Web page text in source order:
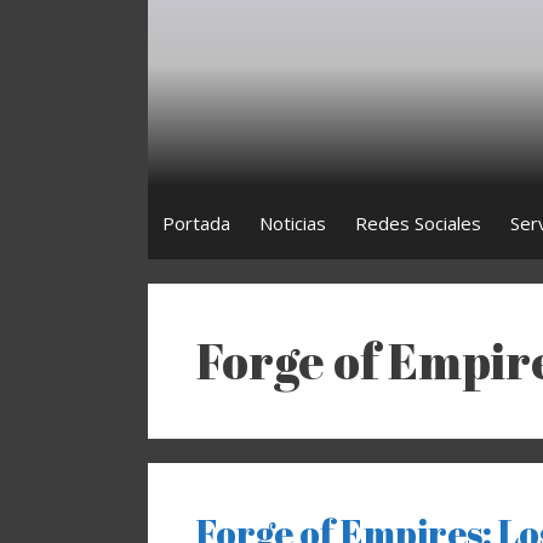
Portada Noticias Redes Sociales
Forge of
Forge of Empires: